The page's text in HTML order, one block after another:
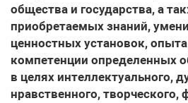
общества и государства, а
приобретаемых знаний,
ценностных установок,
компетенции определенных
в целях интеллектуального,
нравственного, творческого,